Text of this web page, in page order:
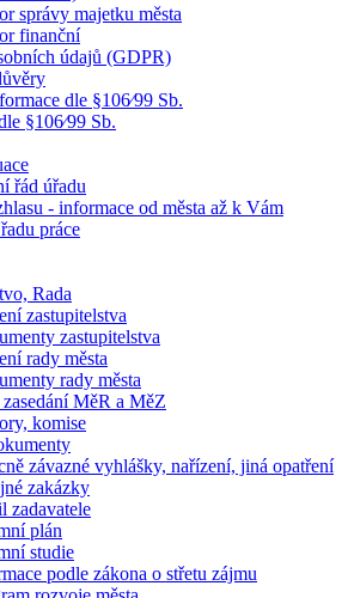
správy majetku města
finanční
údajů (GDPR)
dle §106⁄99 Sb.
§106⁄99 Sb.
řád úřadu
- informace od města až k Vám
práce
Rada
zastupitelstva
zastupitelstva
rady města
rady města
zasedání MěR a MěZ
komise
závazné vyhlášky, nařízení, jiná opatření
zakázky
zadavatele
plán
studie
podle zákona o střetu zájmu